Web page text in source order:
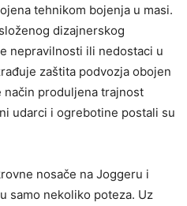
tehnikom bojenja u masi.
dizajnerskog
nepravilnosti ili nedostaci u
zaštita podvozja obojen
način produljena trajnost
udarci i ogrebotine postali su
nosače na Joggeru i
samo nekoliko poteza. Uz